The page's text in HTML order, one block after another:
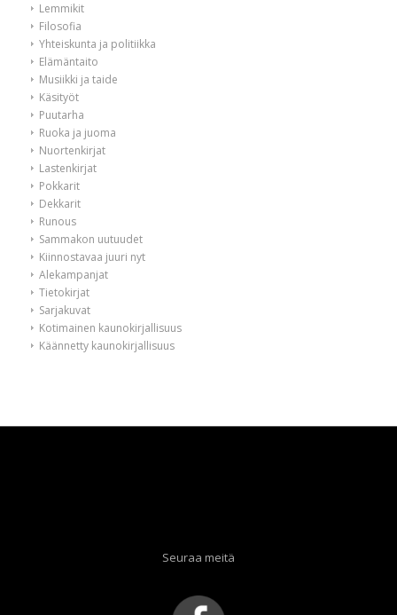
Lemmikit
Filosofia
Yhteiskunta ja politiikka
Elämäntaito
Musiikki ja taide
Käsityöt
Puutarha
Ruoka ja juoma
Nuortenkirjat
Lastenkirjat
Pokkarit
Dekkarit
Runous
Sammakon uutuudet
Kiinnostavaa juuri nyt
Alekampanjat
Tietokirjat
Sarjakuvat
Kotimainen kaunokirjallisuus
Käännetty kaunokirjallisuus
Seuraa meitä